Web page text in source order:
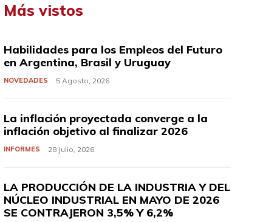
Más vistos
Habilidades para los Empleos del Futuro
en Argentina, Brasil y Uruguay
NOVEDADES 5 Agosto, 2026
La inflación proyectada converge a la
inflación objetivo al finalizar 2026
INFORMES 28 Julio, 2026
LA PRODUCCIÓN DE LA INDUSTRIA Y DEL
NÚCLEO INDUSTRIAL EN MAYO DE 2026
SE CONTRAJERON 3,5% Y 6,2%